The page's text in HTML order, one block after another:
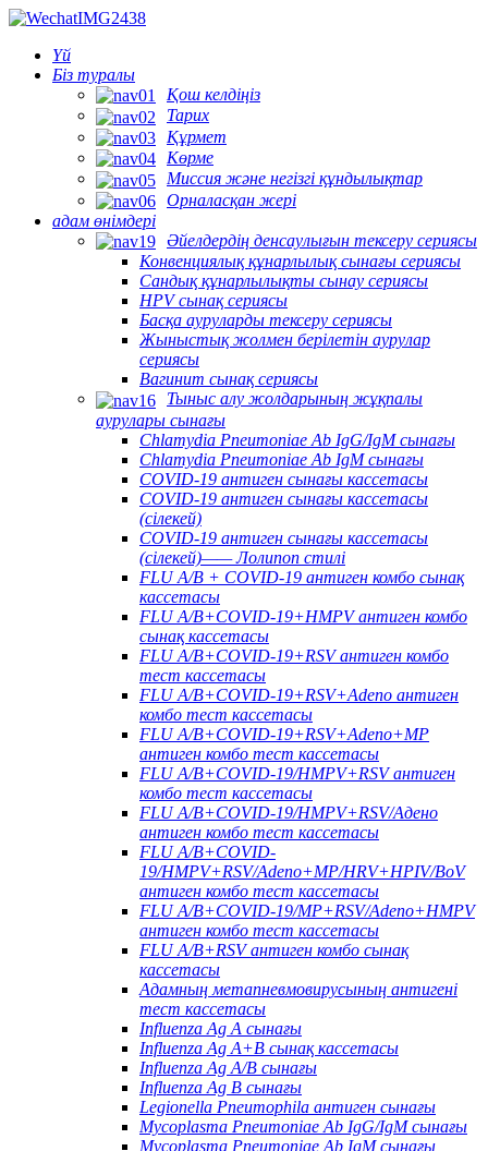
Үй
Біз туралы
Қош келдіңіз
Тарих
Құрмет
Көрме
Миссия және негізгі құндылықтар
Орналасқан жері
адам өнімдері
Әйелдердің денсаулығын тексеру сериясы
Конвенциялық құнарлылық сынағы сериясы
Сандық құнарлылықты сынау сериясы
HPV сынақ сериясы
Басқа ауруларды тексеру сериясы
Жыныстық жолмен берілетін аурулар
сериясы
Вагинит сынақ сериясы
Тыныс алу жолдарының жұқпалы
аурулары сынағы
Chlamydia Pneumoniae Ab IgG/IgM сынағы
Chlamydia Pneumoniae Ab IgM сынағы
COVID-19 антиген сынағы кассетасы
COVID-19 антиген сынағы кассетасы
(сілекей)
COVID-19 антиген сынағы кассетасы
(сілекей)—— Лолипоп стилі
FLU A/B + COVID-19 антиген комбо сынақ
кассетасы
FLU A/B+COVID-19+HMPV антиген комбо
сынақ кассетасы
FLU A/B+COVID-19+RSV антиген комбо
тест кассетасы
FLU A/B+COVID-19+RSV+Adeno антиген
комбо тест кассетасы
FLU A/B+COVID-19+RSV+Adeno+MP
антиген комбо тест кассетасы
FLU A/B+COVID-19/HMPV+RSV антиген
комбо тест кассетасы
FLU A/B+COVID-19/HMPV+RSV/Адено
антиген комбо тест кассетасы
FLU A/B+COVID-
19/HMPV+RSV/Adeno+MP/HRV+HPIV/BoV
антиген комбо тест кассетасы
FLU A/B+COVID-19/MP+RSV/Adeno+HMPV
антиген комбо тест кассетасы
FLU A/B+RSV антиген комбо сынақ
кассетасы
Адамның метапневмовирусының антигені
тест кассетасы
Influenza Ag A сынағы
Influenza Ag A+B сынақ кассетасы
Influenza Ag A/B сынағы
Influenza Ag B сынағы
Legionella Pneumophila антиген сынағы
Mycoplasma Pneumoniae Ab IgG/IgM сынағы
Mycoplasma Pneumoniae Ab IgM сынағы